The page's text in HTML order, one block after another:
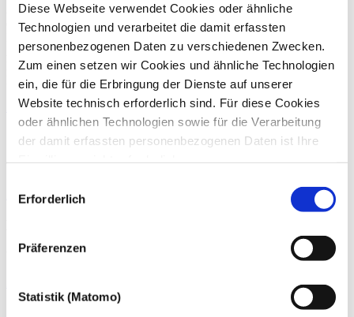
Diese Webseite verwendet Cookies oder ähnliche
Technologien und verarbeitet die damit erfassten
personenbezogenen Daten zu verschiedenen Zwecken.
Zum einen setzen wir Cookies und ähnliche Technologien
ein, die für die Erbringung der Dienste auf unserer
Website technisch erforderlich sind. Für diese Cookies
oder ähnlichen Technologien sowie für die Verarbeitung
der damit erfassten personenbezogenen Daten ist Ihre
mit Ihrer ausdrücklichen Einwilligung einsetzen und die
Erforderlich
Präferenzen
Statistik (Matomo)
Aufgrund der Entscheidung des EuGH dürfte in gleichartigen Fällen
ein Vorsteuerabzug aus der Einrichtung und Unterhaltung von
Kureinrichtungen auch nicht mehr anteilig möglich sein.
Andererseits muss dann in diesen Fällen auch in Ermangelung eines
Leistungsaustauschs die Besteuerung der Kurtaxe entfallen – somit
Licht und Schatten für die Kurgemeinden aus diesem Urteil.
Zurück
Oliver Stoffers
Wirtschaftsprüfer / Steuerberater
Zum Profil von Oliver Stoffers
Wirtschaftsprüfer / Steuerberater